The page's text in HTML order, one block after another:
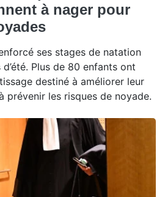
à nager pour
ses stages de natation
Plus de 80 enfants ont
destiné à améliorer leur
prévenir les risques de noyade.